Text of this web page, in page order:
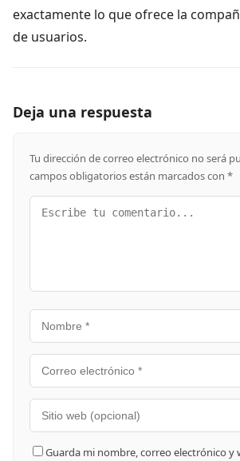
exactamente lo que ofrece la
de usuarios.
Deja una respuesta
Tu dirección de correo electrónico no será
campos obligatorios están marcados con *
Guarda mi nombre, correo electrónico y